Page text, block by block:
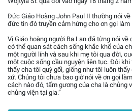
Đức Giáo Hoàng John Paul II thường nói
đức tin đó truyền cảm hứng cho ơn gọi làm
Vị Giáo hoàng người Ba Lan đã từng nói về
có thể quan sát cách sống khắc khổ của
một người lính và sau khi mẹ tôi qua đời,
một cuộc sống cầu nguyện liên tục. Đôi
thấy cha tôi quỳ gối, giống như tôi luôn
xứ. Chúng tôi chưa bao giờ nói về ơn gọi
cách nào đó, tấm gương của cha là chủng
chủng viện tại gia.”